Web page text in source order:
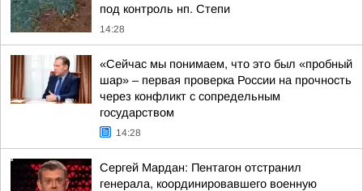
под контроль нп. Степи
14:28
«Сейчас мы понимаем, что это был «пробный
шар» – первая проверка России на прочность
через конфликт с сопредельным
государством
14:28
Сергей Мардан: Пентагон отстранил
генерала, координировавшего военную